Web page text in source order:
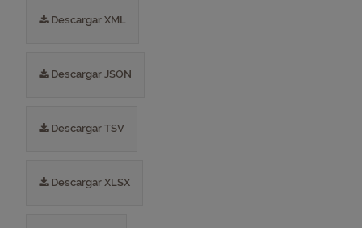
Descargar XML
Descargar JSON
Descargar TSV
Descargar XLSX